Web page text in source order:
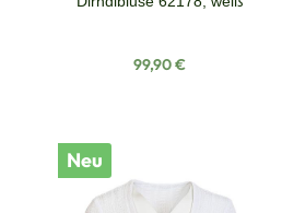
Regulärer Preis:
99,90 €
Neu